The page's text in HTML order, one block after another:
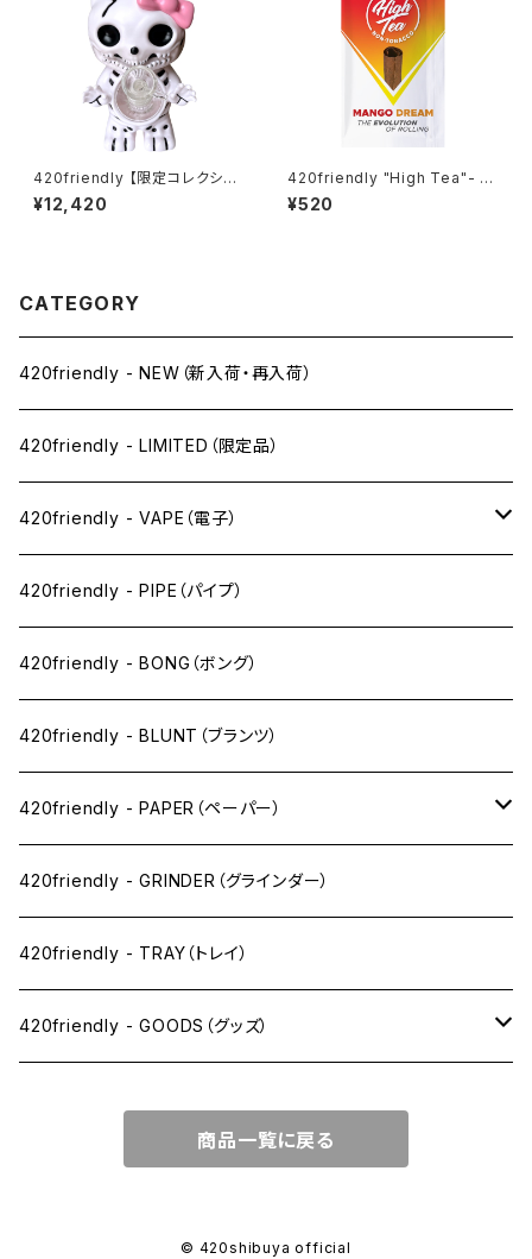
420friendly 【限定コレクショ
ン】Skull Cat Bong / スカルキ
ャットボング（約22cm）
¥12,420
420friendly "High Tea"- Bl
unt Wraps / 自分で巻く 愛好
家 420friendlyおすすめ (マン
¥520
CATEGORY
420friendly - NEW（新入荷・再入荷）
420friendly - LIMITED（限定品）
420friendly - VAPE（電子）
ペン下
ニコパフ系
ドライ系
ワックス系
420friendly - PIPE（パイプ）
420friendly - BONG（ボング）
420friendly - BLUNT（ブランツ）
420friendly - PAPER（ペーパー）
SW(シングルワイド）サイズ
1 1/4サイズ
キングサイズスリム
キングサイズワイド
420friendly - GRINDER（グラインダー）
420friendly - TRAY（トレイ）
420friendly - GOODS（グッズ）
JOINT（ジョイント系）
CLEANING（掃除・保管）
商品一覧に戻る
© 420shibuya official